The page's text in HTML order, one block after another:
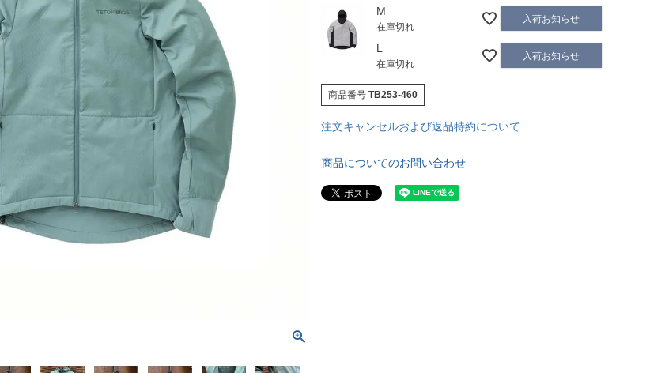
M
在庫切れ
入荷お知らせ
L
在庫切れ
入荷お知らせ
商品番号 TB253-460
注文キャンセルおよび返品特約について
商品についてのお問い合わせ